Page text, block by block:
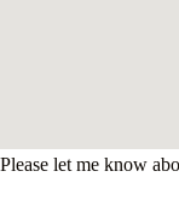
Please let me know